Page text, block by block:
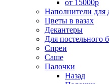
от 15000р
Наполнители для
Цветы в вазах
Декантеры
Для постельного
Спреи
Саше
Палочки
Назад